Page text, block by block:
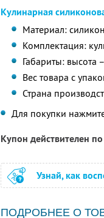
Кулинарная
Материал:
Комплектация:
Габариты: высота
Вес товара с
Страна
Для покупки
Купон действителен
Узнай, как
ПОДРОБНЕЕ О